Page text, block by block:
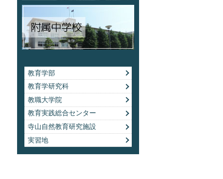
教育学部
教育学研究科
教職大学院
教育実践総合センター
寺山自然教育研究施設
実習地